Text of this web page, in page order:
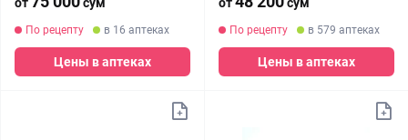
По рецепту в 16 аптеках
Цены в аптеках
По рецепту в 579 аптеках
Цены в аптеках